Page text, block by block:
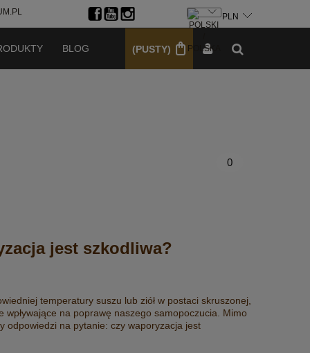
ZAREJESTRUJ SIĘ ZALOGUJ SIĘ
(PUSTY)
BLOG
0
jest szkodliwa?
temperatury suszu lub ziół w postaci skruszonej,
na poprawę naszego samopoczucia. Mimo
odpowiedzi na pytanie: czy waporyzacja jest